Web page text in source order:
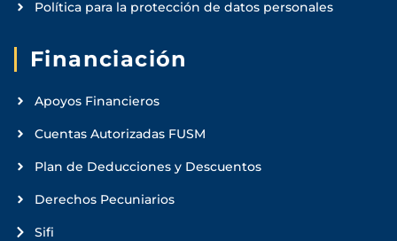
Política para la protección de datos personales
Financiación
Apoyos Financieros
Cuentas Autorizadas FUSM
Plan de Deducciones y Descuentos
Derechos Pecuniarios
Sifi